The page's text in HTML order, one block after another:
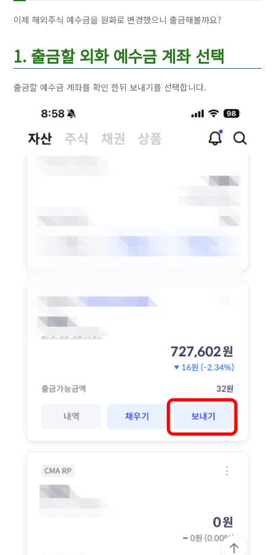
이제 해외주식 예수금을 원화로 변경했으니 출금해볼까요?
1. 출금할 외화 예수금 계좌 선택
출금할 예수금 계좌를 확인 한뒤 보내기를 선택합니다.